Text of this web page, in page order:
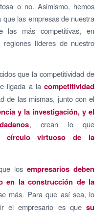
o no. Asimismo, hemos
las empresas de nuestra
las más competitivas, en
líderes de nuestro
que la competitividad de
ligada a lacompetitividad
de las mismas, junto con el
y la investigación, y el
, crean lo que
círculo virtuoso de la
losempresarios deben
en la construcción de la
más. Para que así sea, lo
el empresario es quesu